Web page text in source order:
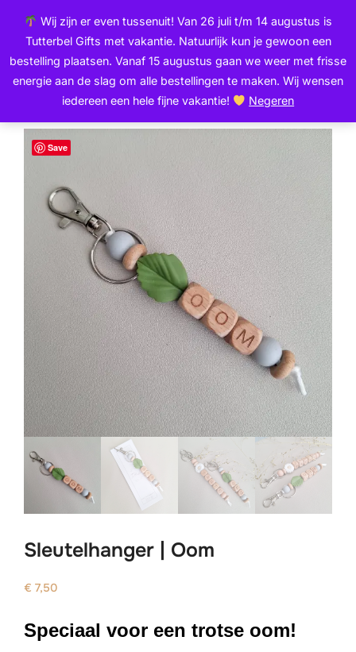
Wij zijn er even tussenuit! Van 26 juli t/m 14 augustus is
Tutterbel Gifts met vakantie. Natuurlijk kun je gewoon een
bestelling plaatsen. Vanaf 15 augustus gaan we weer met frisse
energie aan de slag om alle bestellingen te maken. Wij wensen
iedereen een hele fijne vakantie!
Negeren
inhoud
inhoud
Zoek
naar:
/Sleutelhangers/ Sleutelhanger | Oom
Save
Sleutelhanger | Oom
€ 7,50
Speciaal voor een trotse oom!